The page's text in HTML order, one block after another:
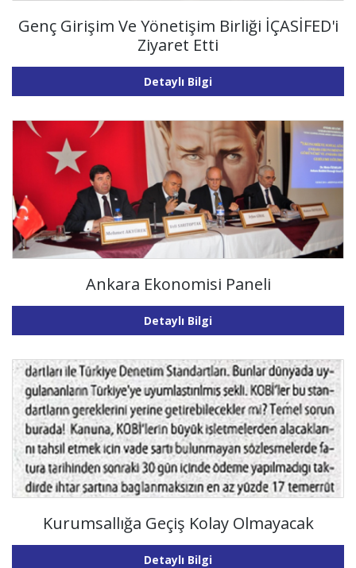
Genç Girişim Ve Yönetişim Birliği İÇASİFED'i
Ziyaret Etti
Detaylı Bilgi
Ankara Ekonomisi Paneli
Detaylı Bilgi
Kurumsallığa Geçiş Kolay Olmayacak
Detaylı Bilgi